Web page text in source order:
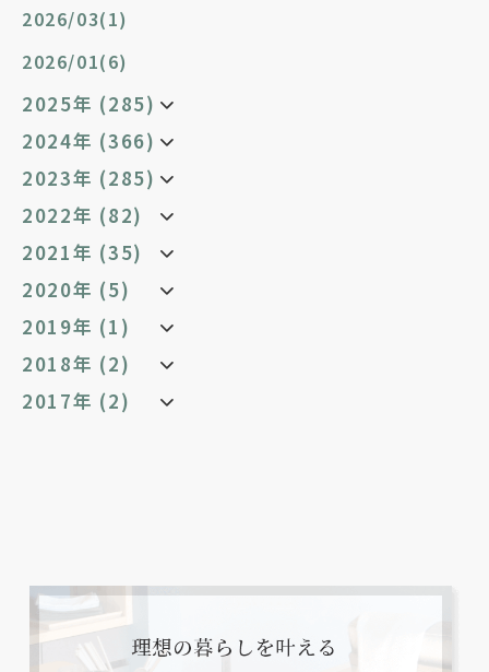
2026/03(1)
2026/01(6)
2025年 (285)
2024年 (366)
2023年 (285)
2022年 (82)
2021年 (35)
2020年 (5)
2019年 (1)
2018年 (2)
2017年 (2)